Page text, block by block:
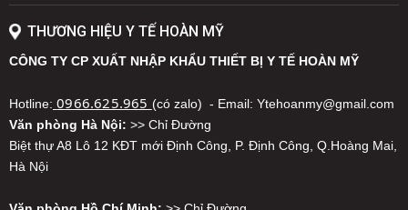
THƯƠNG HIỆU Y TẾ HOÀN MỸ
CÔNG TY CP XUẤT NHẬP KHẨU THIẾT BỊ Y TẾ HOÀN MỸ
Hotline: 0966.625.965 (có zalo) - Email: Ytehoanmy@gmail.com
Văn phòng Hà Nội: >> Chỉ Đường
Biệt thự A8 Lô 12 KĐT mới Định Công, P. Định Công, Q.Hoàng Mai,
Hà Nội